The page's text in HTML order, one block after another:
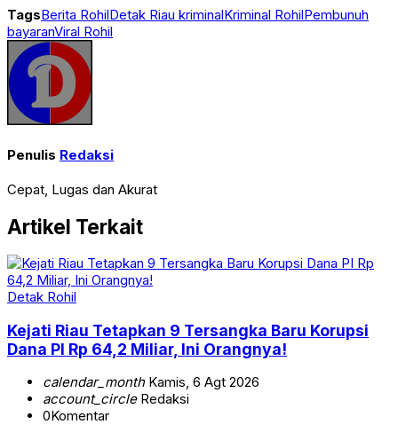
TagsBerita RohilDetak Riau kriminalKriminal RohilPembunuh
bayaranViral Rohil
Penulis Redaksi
Cepat, Lugas dan Akurat
Artikel Terkait
Detak Rohil
Kejati Riau Tetapkan 9 Tersangka Baru Korupsi
Dana PI Rp 64,2 Miliar, Ini Orangnya!
calendar_monthKamis, 6 Agt 2026
account_circleRedaksi
0Komentar